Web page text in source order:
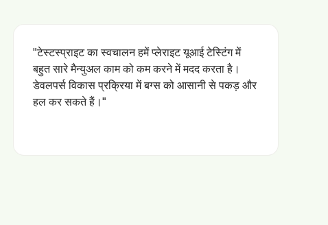
"टेस्टस्प्राइट का स्वचालन हमें प्लेराइट यूआई टेस्टिंग में
बहुत सारे मैन्युअल काम को कम करने में मदद करता है।
डेवलपर्स विकास प्रक्रिया में बग्स को आसानी से पकड़ और
हल कर सकते हैं।"